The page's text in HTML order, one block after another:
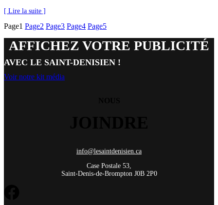
[ Lire la suite ]
Page1 Page2 Page3 Page4 Page5
AFFICHEZ VOTRE PUBLICITÉ
AVEC LE SAINT-DENISIEN !
Voir notre kit média
info@lesaintdenisien.ca
Case Postale 53,
Saint-Denis-de-Brompton J0B 2P0